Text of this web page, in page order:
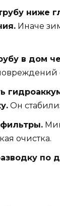
ниже
Иначе
в дом
Он
очистка.
по